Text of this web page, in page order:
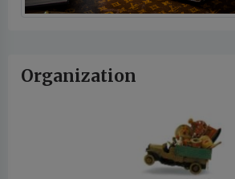
Organization